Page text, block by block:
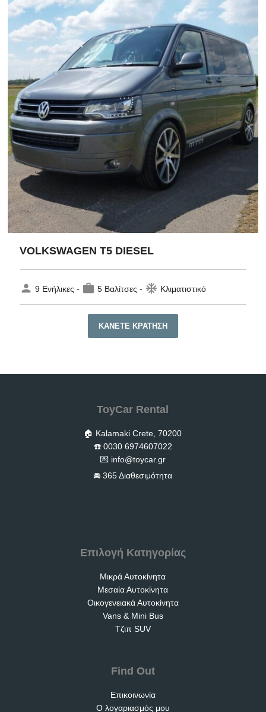
VOLKSWAGEN T5 DIESEL
person 9 Ενήλικες - work 5 Βαλίτσες - ac_unit Κλιματιστικό
ΚΆΝΕΤΕ ΚΡΆΤΗΣΗ
ToyCar Rental
🏠 Kalamaki Crete, 70200
☎️ 0030 6974607022
💌 info@toycar.gr
🚘 365 Διαθεσιμότητα
Επιλογή Κατηγορίας
Μικρά Αυτοκίνητα
Μεσαία Αυτοκίνητα
Οικογενειακά Αυτοκίνητα
Vans & Mini Bus
Τζιπ SUV
Find Out
Επικοινωνία
Ο λογαριασμός μου